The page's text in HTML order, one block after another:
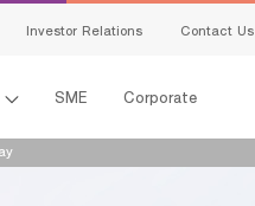
Investor Relations Contact Us
SME Corporate